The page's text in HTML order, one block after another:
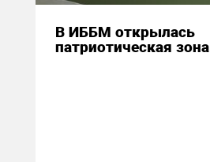
В ИББМ открылась
патриотическая зона